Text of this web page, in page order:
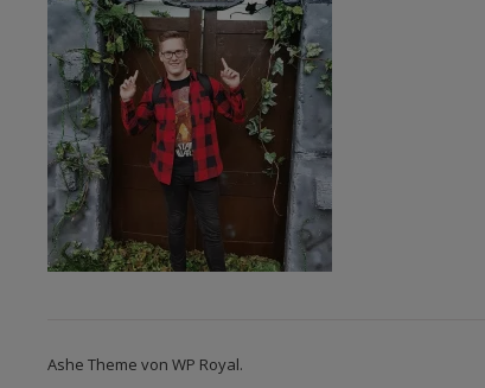
Ashe Theme von WP Royal.